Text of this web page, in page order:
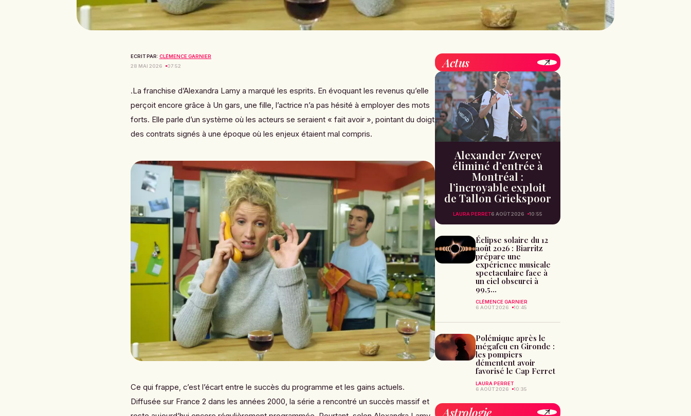
ECRIT PAR: CLÉMENCE GARNIER
28 MAI 2026
07:52
.La franchise d’Alexandra Lamya marqué les esprits. En évoquant les revenus qu’elle
perçoit encore grâce à Un gars, une fille, l’actrice n’a pas hésité à employer des mots
forts. Elle parle d’un système où les acteurs se seraient « fait avoir », pointant du doigt
des contrats signés à une époque où les enjeux étaient mal compris.
Ce qui frappe, c’est l’écart entre le succès du programme et les gains actuels.
Diffusée sur France 2 dans les années 2000, la série a rencontré un succès massif et
Actus
Alexander Zverev
éliminé d’entrée à
Montréal :
l’incroyable exploit
de Tallon Griekspoor
LAURA PERRET6 AOÛT 2026 10:55
Éclipse solaire du 12
août 2026 : Biarritz
prépare une
expérience musicale
spectaculaire face à
un ciel obscurci à
99,5...
CLÉMENCE GARNIER
6 AOÛT 2026
10:45
Polémique après le
mégafeu en Gironde :
les pompiers
démentent avoir
favorisé le Cap Ferret
LAURA PERRET
6 AOÛT 2026
10:35
Astrologie